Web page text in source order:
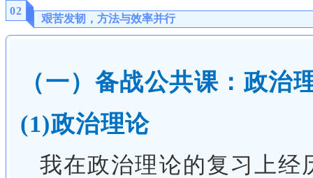
02
艰苦发韧，方法与效率并行
（一）备战公共课：政治
(1)政治理论
我在政治理论的复习上经